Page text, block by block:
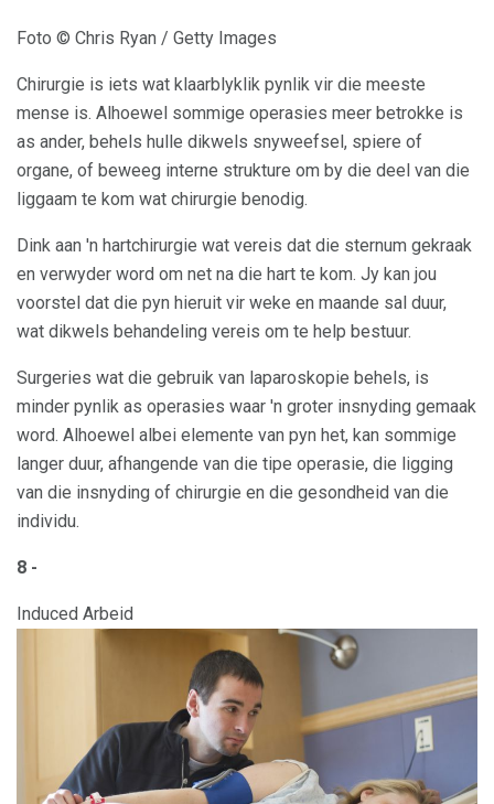
Foto © Chris Ryan / Getty Images
Chirurgie is iets wat klaarblyklik pynlik vir die meeste
mense is. Alhoewel sommige operasies meer betrokke is
as ander, behels hulle dikwels snyweefsel, spiere of
organe, of beweeg interne strukture om by die deel van die
liggaam te kom wat chirurgie benodig.
Dink aan 'n hartchirurgie wat vereis dat die sternum gekraak
en verwyder word om net na die hart te kom. Jy kan jou
voorstel dat die pyn hieruit vir weke en maande sal duur,
wat dikwels behandeling vereis om te help bestuur.
Surgeries wat die gebruik van laparoskopie behels, is
minder pynlik as operasies waar 'n groter insnyding gemaak
word. Alhoewel albei elemente van pyn het, kan sommige
langer duur, afhangende van die tipe operasie, die ligging
van die insnyding of chirurgie en die gesondheid van die
individu.
8 -
Induced Arbeid